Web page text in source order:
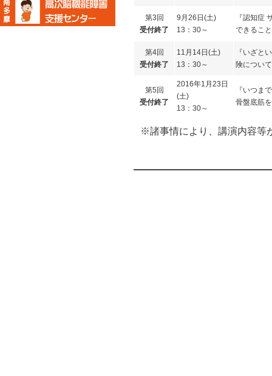
第3回
受付終了
9月26日(土)
13：30～
『認知症
できるこ
第4回
受付終了
11月14日(土)
13：30～
『いざと
険につい
第5回
受付終了
2016年1月23日
(土)
13：30～
『いつま
骨盤底筋
※諸事情により、講演内容等